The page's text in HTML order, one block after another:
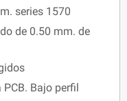
series 1570
de 0.50 mm. de
Bajo perfil